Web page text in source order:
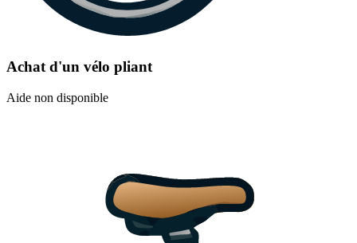
Achat d'un vélo pliant
Aide non disponible